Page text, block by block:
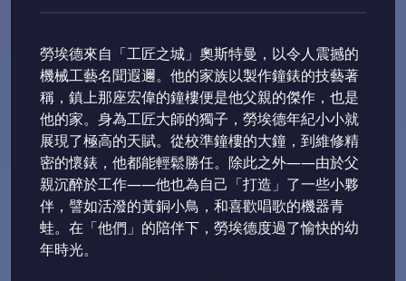
勞埃德來自「工匠之城」奧斯特曼，以令人震撼的
機械工藝名聞遐邇。他的家族以製作鐘錶的技藝著
稱，鎮上那座宏偉的鐘樓便是他父親的傑作，也是
他的家。身為工匠大師的獨子，勞埃德年紀小小就
展現了極高的天賦。從校準鐘樓的大鐘，到維修精
密的懷錶，他都能輕鬆勝任。除此之外——由於父
親沉醉於工作——他也為自己「打造」了一些小夥
伴，譬如活潑的黃銅小鳥，和喜歡唱歌的機器青
蛙。在「他們」的陪伴下，勞埃德度過了愉快的幼
年時光。